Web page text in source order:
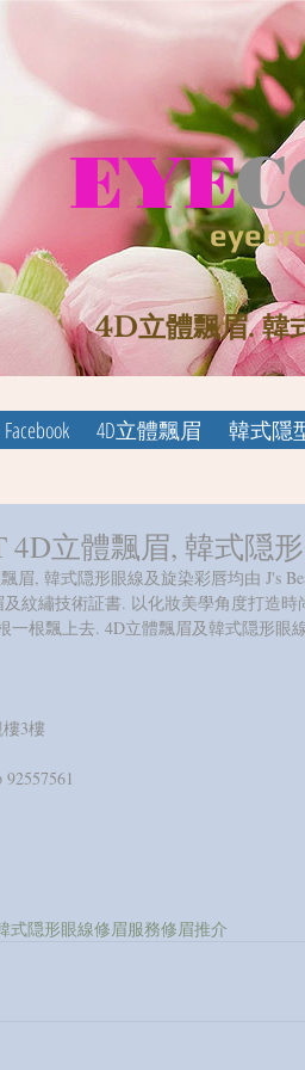
EYE
4D立體飄眉. 韓
Facebook 4D立體飄眉 韓式隱
4D立體飄眉, 韓式隠
眉, 韓式隠形眼線及旋染彩唇均由 J's
紋繡技術証書. 以化妝美學角度打造
一根飄上去. 4D立體飄眉及韓式隠形眼
3樓
式隠形眼線修眉服務修眉推介